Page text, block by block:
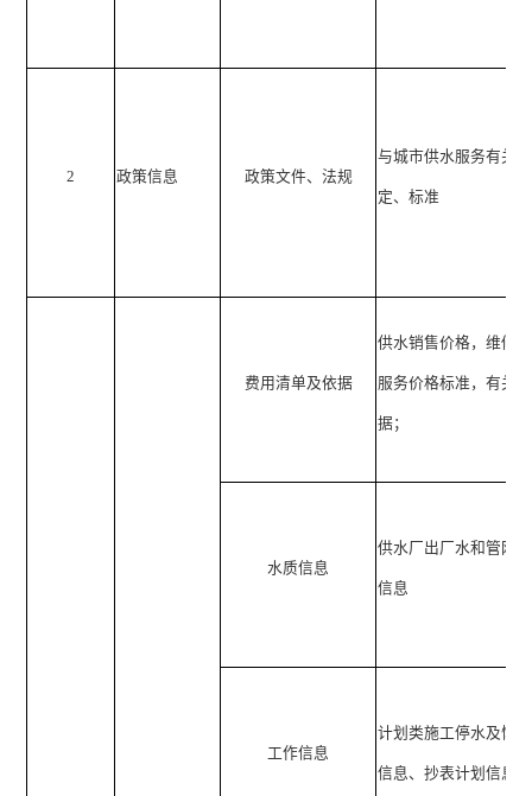
2 政策信息 政策文件、法规
与城市供水服务有关
定、标准
费用清单及依据
供水销售价格，维修
服务价格标准，有关
据；
水质信息
供水厂出厂水和管网
信息
工作信息
计划类施工停水及恢
信息、抄表计划信息；